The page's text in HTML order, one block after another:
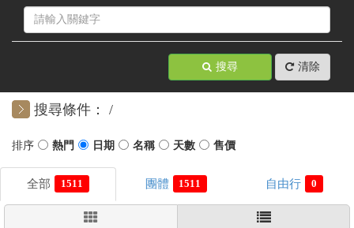
搜尋 清除
搜尋條件：
1511 1511 0